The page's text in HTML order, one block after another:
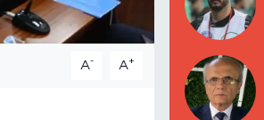
A- A+